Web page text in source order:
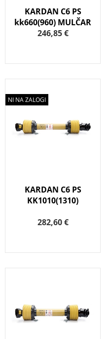
KARDAN C6 PS
kk660(960) MULČAR
246,85 €
NI NA ZALOGI
KARDAN C6 PS
KK1010(1310)
282,60 €